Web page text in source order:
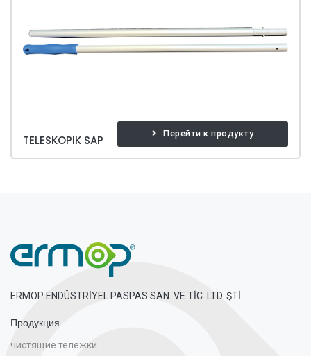
TELESKOPIK SAP Перейти к продукту
ERMOP ENDÜSTRİYEL PASPAS SAN. VE TİC. LTD. ŞTİ.
Продукция
чистящие тележки